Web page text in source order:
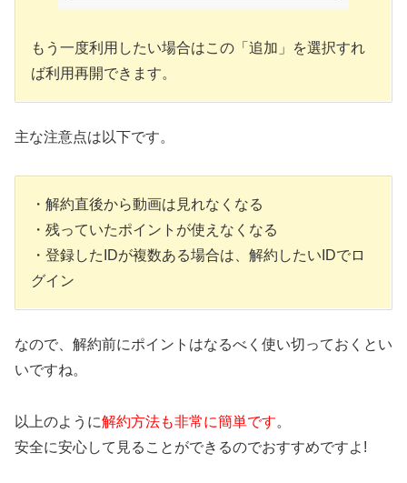
もう一度利用したい場合はこの「追加」を選択すれ
ば利用再開できます。
主な注意点は以下です。
・解約直後から動画は見れなくなる
・残っていたポイントが使えなくなる
・登録したIDが複数ある場合は、解約したいIDでロ
グイン
なので、解約前にポイントはなるべく使い切っておくとい
いですね。
以上のように解約方法も非常に簡単です。
安全に安心して見ることができるのでおすすめですよ!